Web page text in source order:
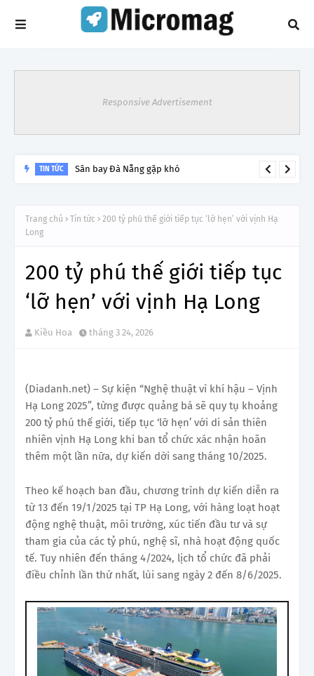
Responsive Advertisement
TIN TỨC Sân bay Đà Nẵng gặp khó
Trang chủ Tin tức
200 tỷ phú thế giới tiếp tục ‘lỡ hẹn’ với vịnh Hạ
Long
200 tỷ phú thế giới tiếp tục
‘lỡ hẹn’ với vịnh Hạ Long
Kiều Hoa tháng 3 24, 2026
(Diadanh.net) – Sự kiện “Nghệ thuật vì khí hậu – Vịnh
Hạ Long 2025”, từng được quảng bá sẽ quy tụ khoảng
200 tỷ phú thế giới, tiếp tục ‘lỡ hẹn’ với di sản thiên
nhiên vịnh Hạ Long khi ban tổ chức xác nhận hoãn
thêm một lần nữa, dự kiến dời sang tháng 10/2025.
Theo kế hoạch ban đầu, chương trình dự kiến diễn ra
từ 13 đến 19/1/2025 tại TP Hạ Long, với hàng loạt hoạt
động nghệ thuật, môi trường, xúc tiến đầu tư và sự
tham gia của các tỷ phú, nghệ sĩ, nhà hoạt động quốc
tế. Tuy nhiên đến tháng 4/2024, lịch tổ chức đã phải
điều chỉnh lần thứ nhất, lùi sang ngày 2 đến 8/6/2025.